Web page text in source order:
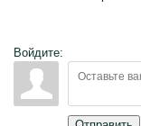
Войдите: